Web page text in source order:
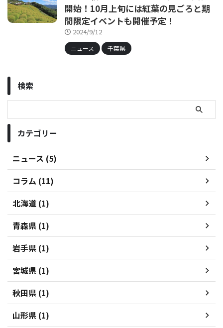
開始！10月上旬には紅葉の見ごろと期
間限定イベントも開催予定！
2024/9/12
ニュース 千葉県
検索
カテゴリー
ニュース (5)
コラム (11)
北海道 (1)
青森県 (1)
岩手県 (1)
宮城県 (1)
秋田県 (1)
山形県 (1)